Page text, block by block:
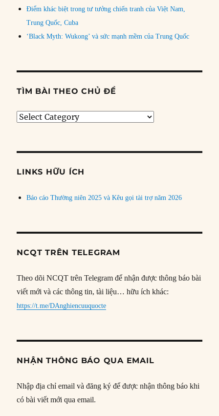
Điểm khác biệt trong tư tưởng chiến tranh của Việt Nam,
Trung Quốc, Cuba
‘Black Myth: Wukong’ và sức mạnh mềm của Trung Quốc
TÌM BÀI THEO CHỦ ĐỀ
Tìm
đề
LINKS HỮU ÍCH
Báo cáo Thường niên 2025 và Kêu gọi tài trợ năm 2026
NCQT TRÊN TELEGRAM
Theo dõi NCQT trên Telegram để nhận được thông báo bài
viết mới và các thông tin, tài liệu… hữu ích khác:
https://t.me/DAnghiencuuquocte
NHẬN THÔNG BÁO QUA EMAIL
Nhập địa chỉ email và đăng ký để được nhận thông báo khi
có bài viết mới qua email.